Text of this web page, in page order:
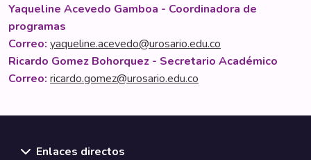
Yaqueline Acevedo Gamboa - Coordinadora de
programas
Correo: yaqueline.acevedo@urosario.edu.co
Ricardo Gomez Bohorquez - Secretario Académico
Correo: ricardo.gomez@urosario.edu.co
Enlaces directos